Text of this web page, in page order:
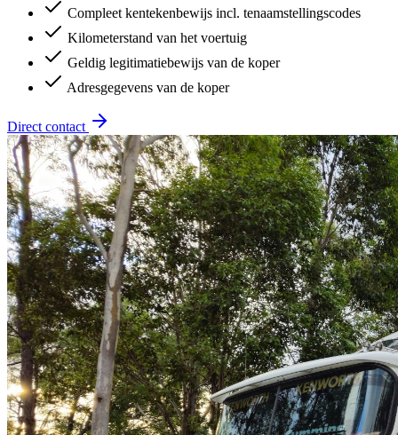
Compleet kentekenbewijs incl. tenaamstellingscodes
Kilometerstand van het voertuig
Geldig legitimatiebewijs van de koper
Adresgegevens van de koper
Direct contact